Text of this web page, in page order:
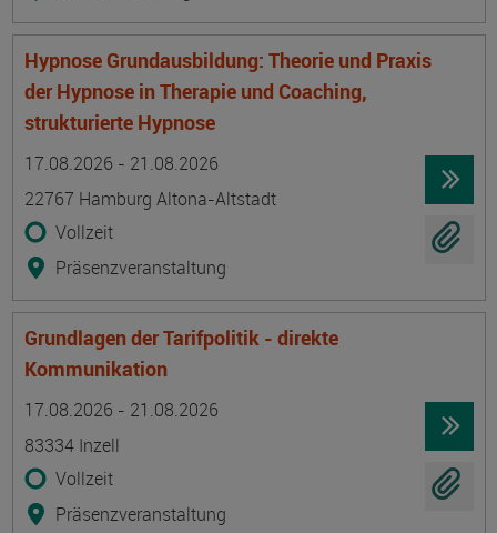
Hypnose Grundausbildung: Theorie und Praxis
der Hypnose in Therapie und Coaching,
strukturierte Hypnose
17.08.2026 - 21.08.2026
22767 Hamburg Altona-Altstadt
Vollzeit
Präsenzveranstaltung
Grundlagen der Tarifpolitik - direkte
Kommunikation
17.08.2026 - 21.08.2026
83334 Inzell
Vollzeit
Präsenzveranstaltung